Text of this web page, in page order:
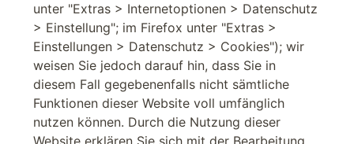
unter "Extras > Internetoptionen > Datenschutz
> Einstellung"; im Firefox unter "Extras >
Einstellungen > Datenschutz > Cookies"); wir
weisen Sie jedoch darauf hin, dass Sie in
diesem Fall gegebenenfalls nicht sämtliche
Funktionen dieser Website voll umfänglich
nutzen können. Durch die Nutzung dieser